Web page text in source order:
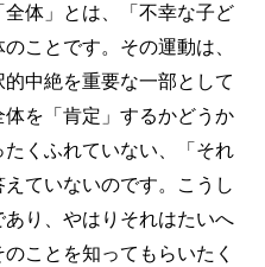
体」とは、「不幸な子ど
ことです。その運動は、
中絶を重要な一部として
を「肯定」するかどうか
くふれていない、「それ
ていないのです。こうし
り、やはりそれはたいへ
ことを知ってもらいたく